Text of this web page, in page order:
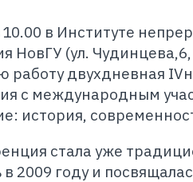
10.00 в Институте
НовГУ (ул.
работу двухдневная
с международным
история,
стала уже
в 2009 году и